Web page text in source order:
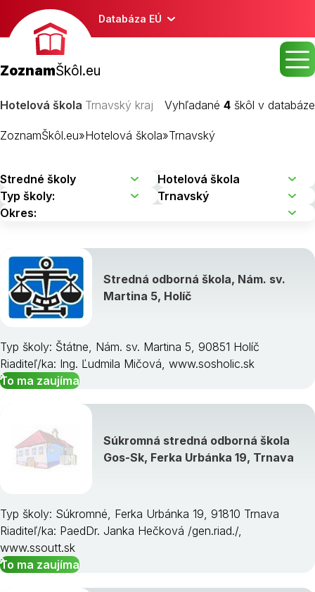
Databáza EÚ
ZoznamŠkôl.eu
Hotelová škola Trnavský kraj Vyhľadané 4 škôl v databáze
ZoznamŠkôl.eu»Hotelová škola»Trnavský
Stredná odborná škola, Nám. sv.
Martina 5, Holíč
Typ školy: Štátne, Nám. sv. Martina 5, 90851 Holíč
Riaditeľ/ka: Ing. Ľudmila Mičová, www.sosholic.sk
To ma zaujíma
Súkromná stredná odborná škola
Gos-Sk, Ferka Urbánka 19, Trnava
Typ školy: Súkromné, Ferka Urbánka 19, 91810 Trnava
Riaditeľ/ka: PaedDr. Janka Hečková /gen.riad./,
www.ssoutt.sk
To ma zaujíma